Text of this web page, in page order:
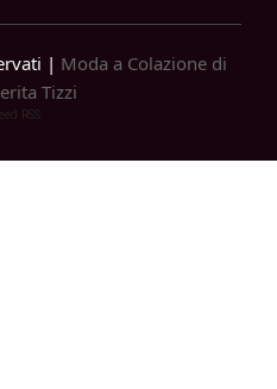
| Moda a Colazione di
Tizzi
RSS